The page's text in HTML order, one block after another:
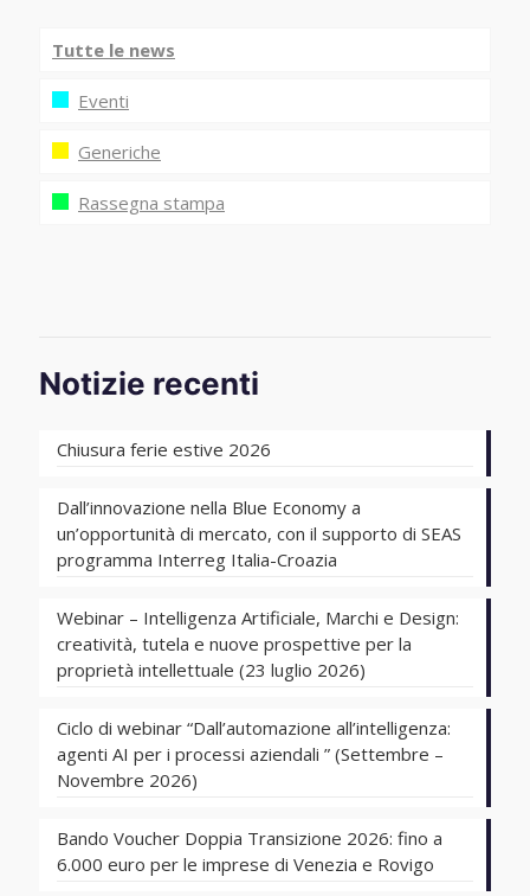
Tutte le news
Eventi
Generiche
Rassegna stampa
Notizie recenti
Chiusura ferie estive 2026
Dall’innovazione nella Blue Economy a
un’opportunità di mercato, con il supporto di SEAS
programma Interreg Italia-Croazia
Webinar – Intelligenza Artificiale, Marchi e Design:
creatività, tutela e nuove prospettive per la
proprietà intellettuale (23 luglio 2026)
Ciclo di webinar “Dall’automazione all’intelligenza:
agenti AI per i processi aziendali ” (Settembre –
Novembre 2026)
Bando Voucher Doppia Transizione 2026: fino a
6.000 euro per le imprese di Venezia e Rovigo